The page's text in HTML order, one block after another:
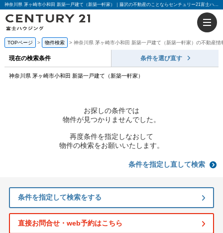
神奈川県 茅ヶ崎市小和田 新築一戸建て（新築一軒家）｜藤沢の不動産のことならセンチュリー21富士ハウジング
TOPページ 物件検索 神奈川県 茅ヶ崎市小和田 新築一戸建て（新築一軒家）の不動産情
現在の検索条件 条件を選び直す
神奈川県 茅ヶ崎市小和田 新築一戸建て（新築一軒家）
お探しの条件では
物件が見つかりませんでした。
再度条件を指定しなおして
物件の検索をお願いいたします。
条件を指定し直して検索
条件を指定して検索をする
直接お問合せ・web予約はこちら